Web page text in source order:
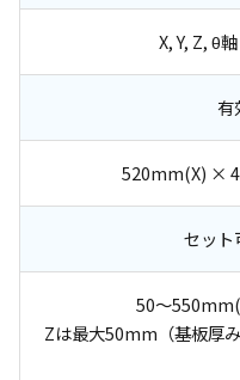
X, Y, Z, θ
有
520mm(X) ×
セット
50～
Zは最大50mm（基板厚